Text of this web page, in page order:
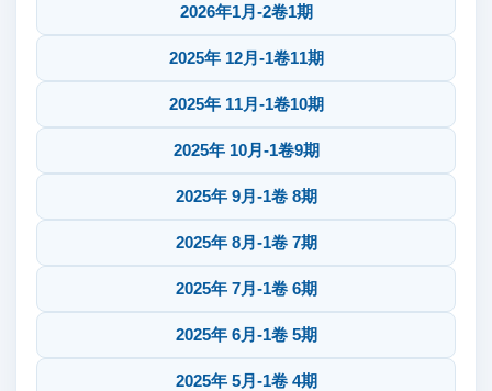
2026年1月-2卷1期
2025年 12月-1卷11期
2025年 11月-1卷10期
2025年 10月-1卷9期
2025年 9月-1卷 8期
2025年 8月-1卷 7期
2025年 7月-1卷 6期
2025年 6月-1卷 5期
2025年 5月-1卷 4期